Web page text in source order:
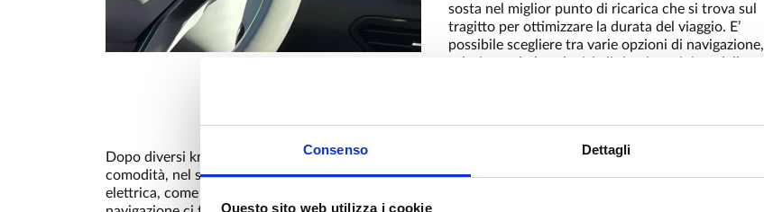
Consenso Dettagli
Questo sito web utilizza i cookie
sosta nel miglior punto di ricarica che si trova sul
tragitto per ottimizzare la durata del viaggio. E’
possibile scegliere tra varie opzioni di navigazione,
Dopo diversi km a velocità autostradale in tutta
comodità, nel silenzio e nel comfort della guida
elettrica, come pianificato dal sistema di